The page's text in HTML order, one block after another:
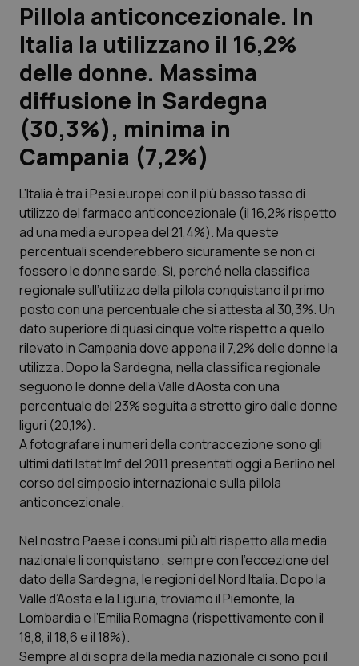
Regioni e Asl
Lavoro e Professioni
Scienza e Farmaci
Studi e Analisi
Edizioni Regionali
QS Pro
Professionisti Sanitari.AI
Abruzzo
Basilicata
Calabria
Campania
Friuli Venezia Giulia
Lazio
Liguria
QS Pro Gold
Artrite & artrosi
Asma & BPCO
Car-T
Dermatite Atopica
Diabete & glucometri
Disturbi dell’umore
QS Club Newsletter
Pillola anticoncezionale. In
Italia la utilizzano il 16,2%
delle donne. Massima
diffusione in Sardegna
(30,3%), minima in
Campania (7,2%)
L’Italia è tra i Pesi europei con il più basso tasso di
utilizzo del farmaco anticoncezionale (il 16,2% rispetto
ad una media europea del 21,4%). Ma queste
percentuali scenderebbero sicuramente se non ci
fossero le donne sarde. Sì, perché nella classifica
regionale sull’utilizzo della pillola conquistano il primo
posto con una percentuale che si attesta al 30,3%. Un
dato superiore di quasi cinque volte rispetto a quello
rilevato in Campania dove appena il 7,2% delle donne la
utilizza. Dopo la Sardegna, nella classifica regionale
seguono le donne della Valle d’Aosta con una
percentuale del 23% seguita a stretto giro dalle donne
liguri (20,1%).
A fotografare i numeri della contraccezione sono gli
ultimi dati Istat Imf del 2011 presentati oggi a Berlino nel
corso del simposio internazionale sulla pillola
anticoncezionale.
Nel nostro Paese i consumi più alti rispetto alla media
nazionale li conquistano , sempre con l’eccezione del
dato della Sardegna, le regioni del Nord Italia. Dopo la
Valle d’Aosta e la Liguria, troviamo il Piemonte, la
Lombardia e l’Emilia Romagna (rispettivamente con il
18,8, il 18,6 e il 18%).
Sempre al di sopra della media nazionale ci sono poi il